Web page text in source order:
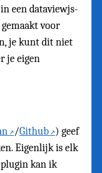
een dataviewjs-
voor
je kunt dit niet
je eigen
/Github ) geef
Eigenlijk is elk
kan ik